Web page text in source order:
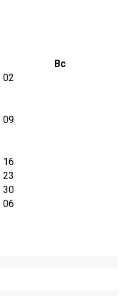
Вс
02
09
16
23
30
06